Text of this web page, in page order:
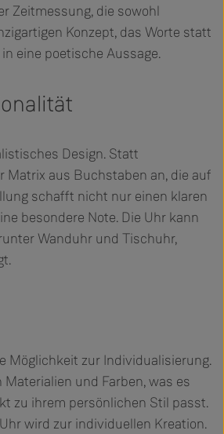
Zeitmessung, die sowohl
Konzept, das Worte statt
eine poetische Aussage.
Design. Statt
Matrix aus Buchstaben an, die auf
schafft nicht nur einen klaren
besondere Note. Die Uhr kann
Wanduhr und Tischuhr,
Möglichkeit zur Individualisierung.
und Farben, was es
zu ihrem persönlichen Stil passt.
wird zur individuellen Kreation.